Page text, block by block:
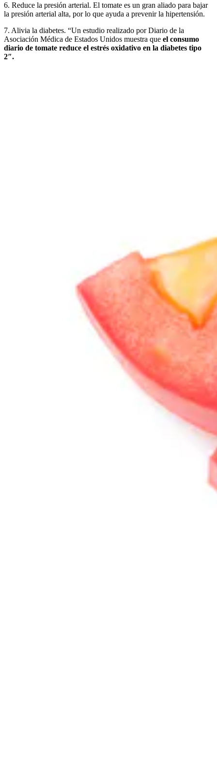
6. Reduce la presión arterial. El tomate es un gran aliado para bajar
la presión arterial alta, por lo que ayuda a prevenir la hipertensión.
7. Alivia la diabetes. “Un estudio realizado por Diario de la
Asociación Médica de Estados Unidos muestra que el consumo
diario de tomate reduce el estrés oxidativo en la diabetes tipo
2″.